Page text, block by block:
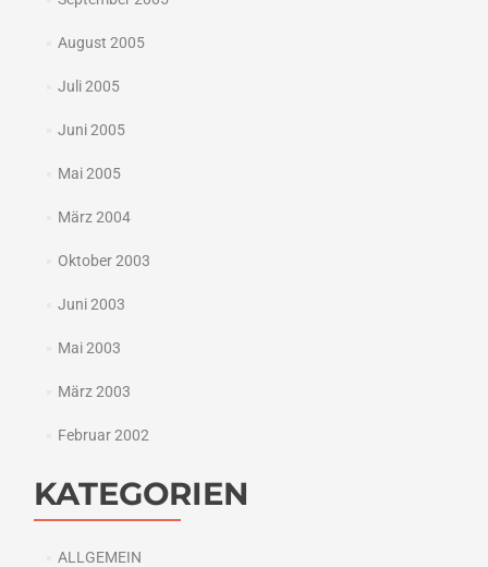
August 2005
Juli 2005
Juni 2005
Mai 2005
März 2004
Oktober 2003
Juni 2003
Mai 2003
März 2003
Februar 2002
KATEGORIEN
ALLGEMEIN